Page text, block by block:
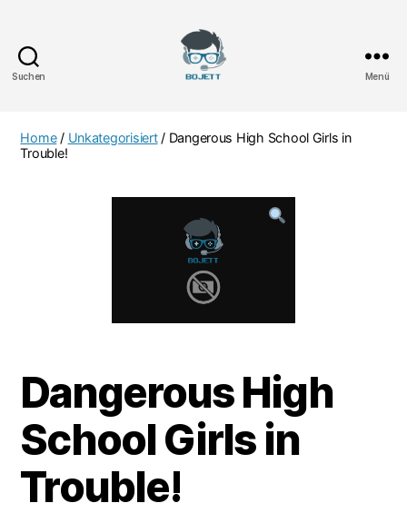
Suchen Menü
Home/ Unkategorisiert/ Dangerous High School Girls in
Trouble!
Dangerous High
School Girls in
Trouble!